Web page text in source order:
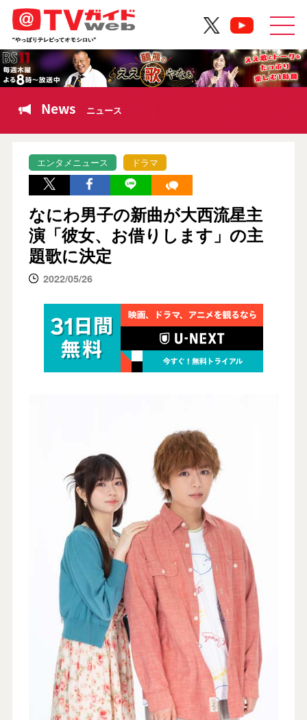
News ニュース
エンタメニュース ドラマ
なにわ男子の新曲が大西流星主
演「彼女、お借りします」の主
題歌に決定
2022/05/26